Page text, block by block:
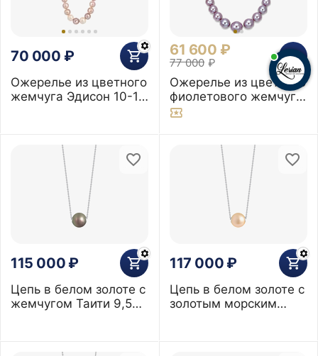
70 000 ₽
Ожерелье из цветного
жемчуга Эдисон 10-13
77 000 ₽
61 600 ₽
Ожерелье из цветного
фиолетового жемчуга
Эдисон 13-16 мм
115 000 ₽
Цепь в белом золоте с
жемчугом Таити 9,5
117 000 ₽
Цепь в белом золоте с
золотым морским